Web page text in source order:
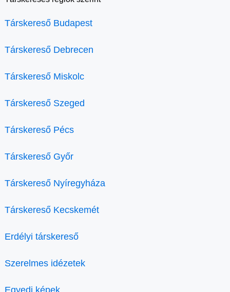
Társkereső Budapest
Társkereső Debrecen
Társkereső Miskolc
Társkereső Szeged
Társkereső Pécs
Társkereső Győr
Társkereső Nyíregyháza
Társkereső Kecskemét
Erdélyi társkereső
Szerelmes idézetek
Egyedi képek